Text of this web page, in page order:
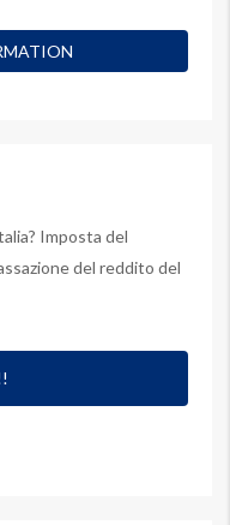
Imposta del
del reddito del